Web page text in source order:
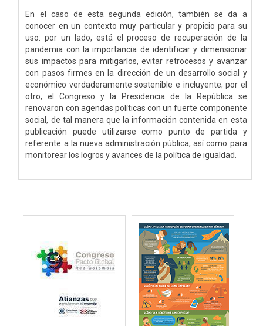
En el caso de esta segunda edición, también se da a
conocer en un contexto muy particular y propicio para su
uso: por un lado, está el proceso de recuperación de la
pandemia con la importancia de identificar y dimensionar
sus impactos para mitigarlos, evitar retrocesos y avanzar
con pasos firmes en la dirección de un desarrollo social y
económico verdaderamente sostenible e incluyente; por el
otro, el Congreso y la Presidencia de la República se
renovaron con agendas políticas con un fuerte componente
social, de tal manera que la información contenida en esta
publicación puede utilizarse como punto de partida y
referente a la nueva administración pública, así como para
monitorear los logros y avances de la política de igualdad.